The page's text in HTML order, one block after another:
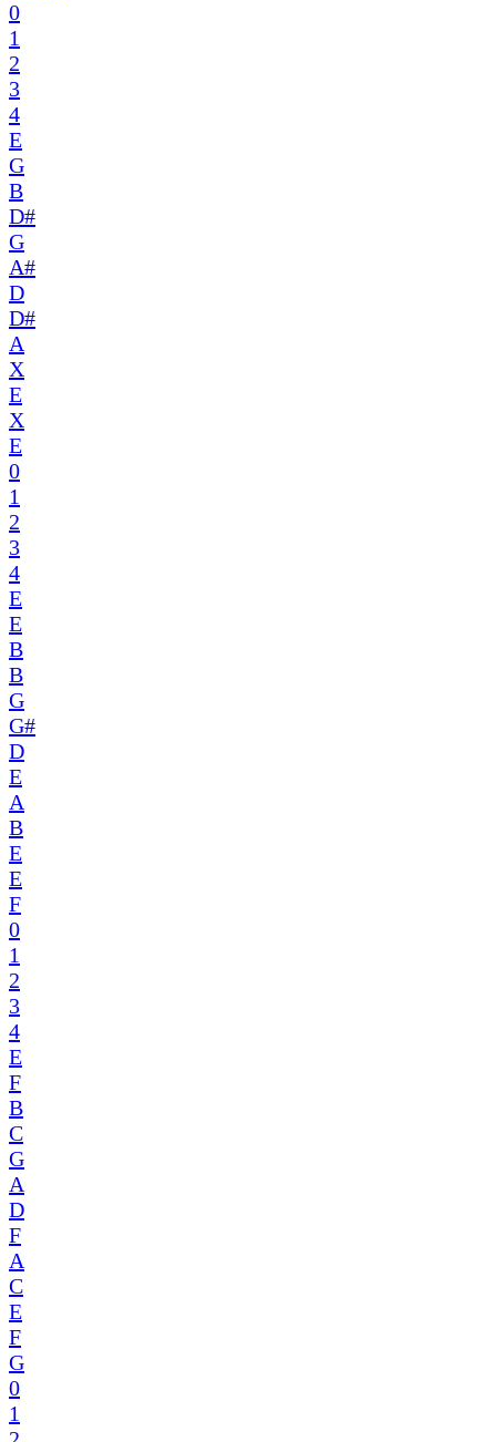
0
1
2
3
4
E
G
B
D#
G
A#
D
D#
A
X
E
X
E
0
1
2
3
4
E
E
B
B
G
G#
D
E
A
B
E
E
F
0
1
2
3
4
E
F
B
C
G
A
D
F
A
C
E
F
G
0
1